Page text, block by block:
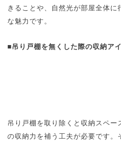
きることや、自然光が部屋全体に
な魅力です。
■吊り戸棚を無くした際の収納ア
吊り戸棚を取り除くと収納スペー
の収納力を補う工夫が必要です。